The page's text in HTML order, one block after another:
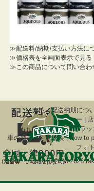
≫配送料/納期/支払い方法に
≫価格表を全画面表示で見る
≫この商品について問い合わ
支払・配送納期につ
プライバシーポリシー
関連サイト 調色屋 | ラッ
車の刷毛塗り全塗装| How to
フォ
(C)2018-2026